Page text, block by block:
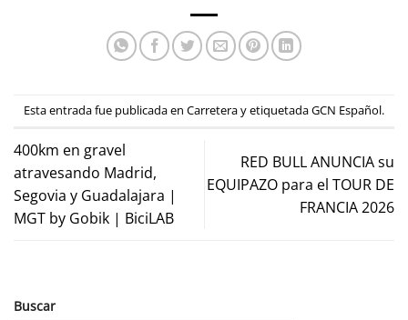
Esta entrada fue publicada en Carreteray etiquetadaGCN Español.
400km en gravel
atravesando Madrid,
Segovia y Guadalajara |
MGT by Gobik | BiciLAB
RED BULL ANUNCIA su
EQUIPAZO para el TOUR DE
FRANCIA 2026
Buscar